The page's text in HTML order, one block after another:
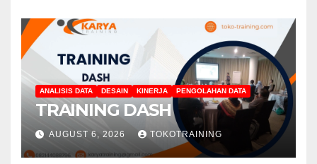
ANALISIS DATA DESAIN KINERJA PENGOLAHAN DATA
TRAINING DASH
AUGUST 6, 2026 TOKOTRAINING